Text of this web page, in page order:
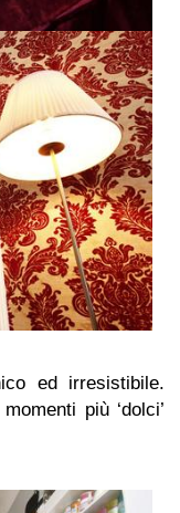
ed irresistibile.
più ‘dolci’